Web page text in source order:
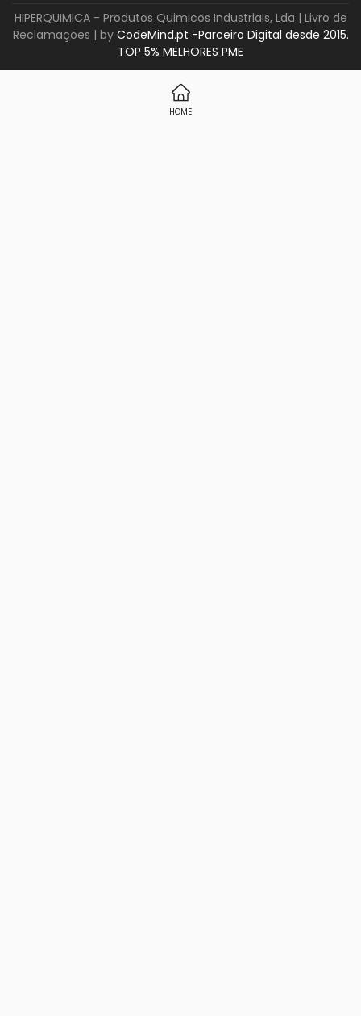
HIPERQUIMICA - Produtos Quimicos Industriais, Lda | Livro de
Reclamações | by CodeMind.pt -Parceiro Digital desde 2015.
TOP 5% MELHORES PME
HOME